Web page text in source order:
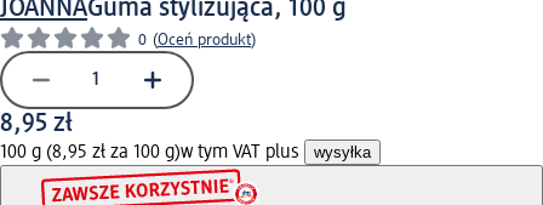
JOANNAGuma stylizująca, 100 g
0 (Oceń produkt)
8,95 zł
100 g (8,95 zł za 100 g)w tym VAT plus wysyłka